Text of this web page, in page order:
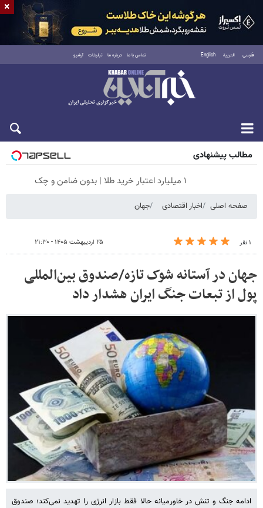
فارسی العربية English تماس با ما درباره ما تبلیغات آرشیو
پنجشنبه ۱۵ مرداد ۱۴۰۵
مطالب پیشنهادی
۱ میلیارد اعتبار خرید طلا | بدون ضامن و چک
صفحه اصلی اخبار اقتصادی جهان
۱ نفر ۲۵ اردیبهشت ۱۴۰۵ - ۲۱:۳۰
جهان در آستانه شوک تازه/صندوق بین‌المللی
پول از تبعات جنگ ایران هشدار داد
ادامه جنگ و تنش در خاورمیانه حالا فقط بازار انرژی را تهدید نمی‌کند؛ صندوق
×